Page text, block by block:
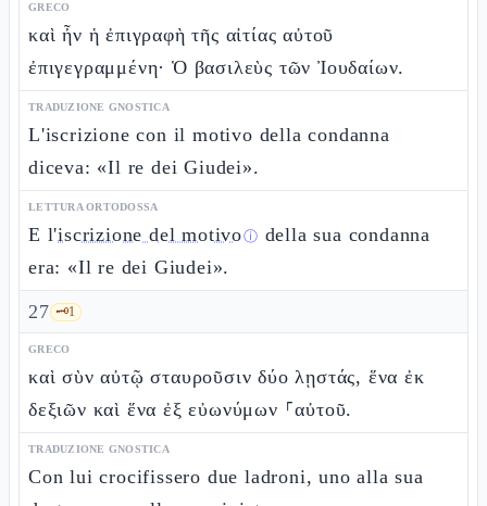
GRECO
καὶ ἦν ἡ ἐπιγραφὴ τῆς αἰτίας αὐτοῦ
ἐπιγεγραμμένη· Ὁ βασιλεὺς τῶν Ἰουδαίων.
TRADUZIONE GNOSTICA
L'iscrizione con il motivo della condanna
diceva: «Il re dei Giudei».
LETTURA ORTODOSSA
E l'iscrizione del motivoⓘ della sua condanna
era: «Il re dei Giudei».
27 🗝️1
GRECO
καὶ σὺν αὐτῷ σταυροῦσιν δύο λῃστάς, ἕνα ἐκ
δεξιῶν καὶ ἕνα ἐξ εὐωνύμων ⸀αὐτοῦ.
TRADUZIONE GNOSTICA
Con lui crocifissero due ladroni, uno alla sua